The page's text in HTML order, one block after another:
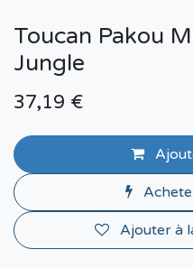
Toucan Pakou
Jungle
37,19 €
Ajouter à